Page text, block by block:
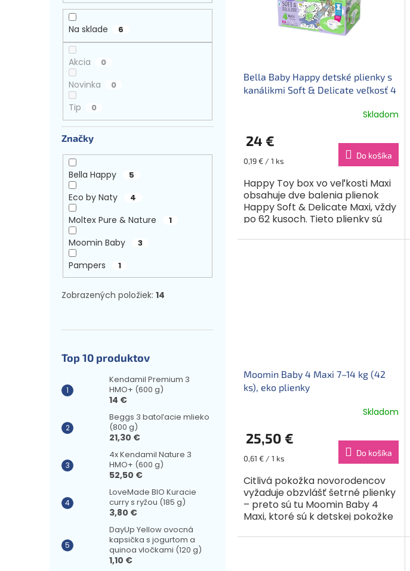
Na sklade 6
Akcia 0
Novinka 0
Tip 0
Značky
Bella Happy 5
Eco by Naty 4
Moltex Pure & Nature 1
Moomin Baby 3
Pampers 1
Zobrazených položiek: 14
Top 10 produktov
Kendamil Premium 3
HMO+ (600 g)
14 €
Beggs 3 batoľacie mlieko
(800 g)
21,30 €
4x Kendamil Nature 3
HMO+ (600 g)
52,50 €
LoveMade BIO Kuracie
curry s ryžou (185 g)
3,80 €
DayUp Yellow ovocná
kapsička s jogurtom a
quinoa vločkami (120 g)
1,10 €
Bella Baby Happy detské plienky s
kanálikmi Soft & Delicate veľkosť 4
Skladom
24 €
Jednotková
0,19 € / 1 ks
Do košíka
Happy Toy box vo veľkosti Maxi
obsahuje dve balenia plienok
Happy Soft & Delicate Maxi, vždy
po 62 kusoch. Tieto plienky sú
hmotnosťou 8–14 kg. Sú...
Moomin Baby 4 Maxi 7–14 kg (42
ks), eko plienky
Skladom
25,50 €
Jednotková
0,61 € / 1 ks
Do košíka
Citlivá pokožka novorodencov
vyžaduje obzvlášť šetrné plienky
– preto sú tu Moomin Baby 4
Maxi, ktoré sú k detskej pokožke
extrémne spoľahlivé....